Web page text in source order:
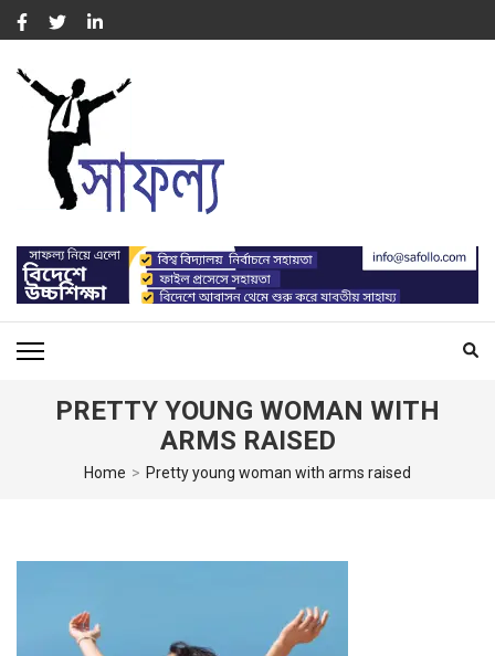
Skip
to
content
(Press
সাফল্য – SUCCESS : WORK
FOR CAPACITY BUILDING
For Capacity Building of Professional People
PRETTY YOUNG WOMAN WITH
ARMS RAISED
Home > Pretty young woman with arms raised